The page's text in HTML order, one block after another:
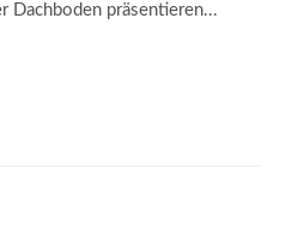
Dachboden präsentieren...